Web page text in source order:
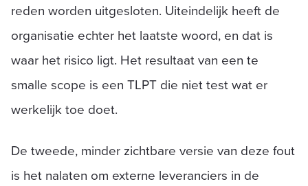
reden worden uitgesloten. Uiteindelijk heeft de
organisatie echter het laatste woord, en dat is
waar het risico ligt. Het resultaat van een te
smalle scope is een TLPT die niet test wat er
werkelijk toe doet.
De tweede, minder zichtbare versie van deze fout
is het nalaten om externe leveranciers in de